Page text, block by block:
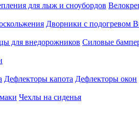
для лыж и сноубордов
Дворники с подогревом
для внедорожников Силовые
Дефлекторы капота Дефлекторы окон
Чехлы на сиденья